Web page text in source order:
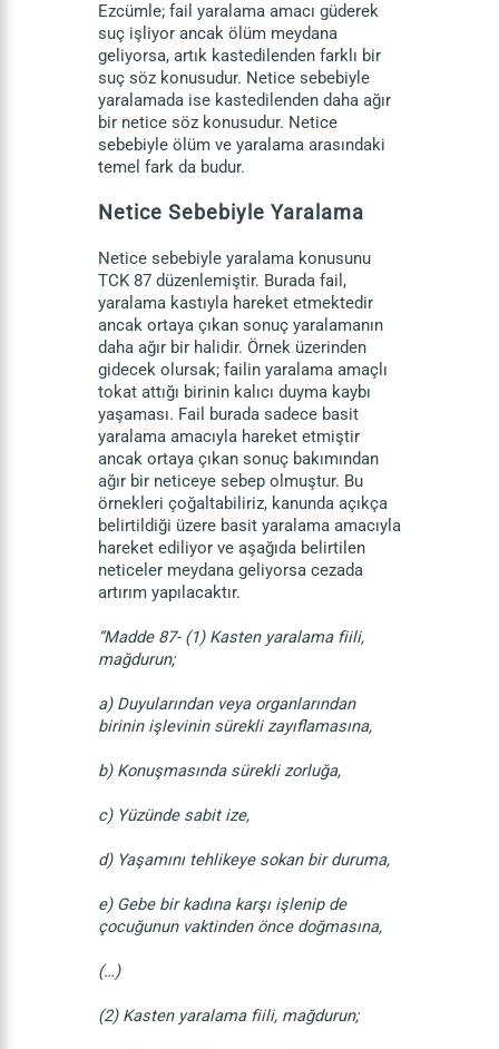
Ezcümle; fail yaralama amacı güderek
suç işliyor ancak ölüm meydana
geliyorsa, artık kastedilenden farklı bir
suç söz konusudur. Netice sebebiyle
yaralamada ise kastedilenden daha ağır
bir netice söz konusudur. Netice
sebebiyle ölüm ve yaralama arasındaki
temel fark da budur.
Netice Sebebiyle Yaralama
Netice sebebiyle yaralama konusunu
TCK 87 düzenlemiştir. Burada fail,
yaralama kastıyla hareket etmektedir
ancak ortaya çıkan sonuç yaralamanın
daha ağır bir halidir. Örnek üzerinden
gidecek olursak; failin yaralama amaçlı
tokat attığı birinin kalıcı duyma kaybı
yaşaması. Fail burada sadece basit
yaralama amacıyla hareket etmiştir
ancak ortaya çıkan sonuç bakımından
ağır bir neticeye sebep olmuştur. Bu
örnekleri çoğaltabiliriz, kanunda açıkça
belirtildiği üzere basit yaralama amacıyla
hareket ediliyor ve aşağıda belirtilen
neticeler meydana geliyorsa cezada
artırım yapılacaktır.
“Madde 87- (1) Kasten yaralama fiili,
mağdurun;
a) Duyularından veya organlarından
birinin işlevinin sürekli zayıflamasına,
b) Konuşmasında sürekli zorluğa,
c) Yüzünde sabit ize,
d) Yaşamını tehlikeye sokan bir duruma,
e) Gebe bir kadına karşı işlenip de
çocuğunun vaktinden önce doğmasına,
(…)
(2) Kasten yaralama fiili, mağdurun;